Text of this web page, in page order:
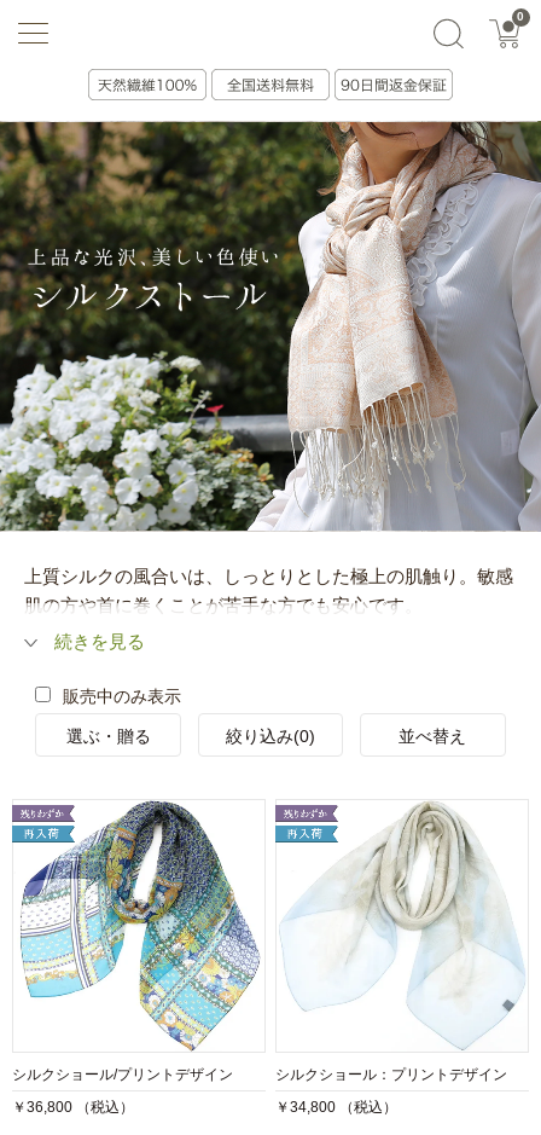
0
選ぶ・贈る 絞り込み(0) 並べ替え
上質シルクの風合いは、しっとりとした極上の肌触り。敏感
肌の方や首に巻くことが苦手な方でも安心です。
続きを見る
販売中のみ表示
選ぶ・贈る 絞り込み(0) 並べ替え
シルクショール/プリントデザイン
￥36,800 （税込）
シルクショール：プリントデザイン
￥34,800 （税込）